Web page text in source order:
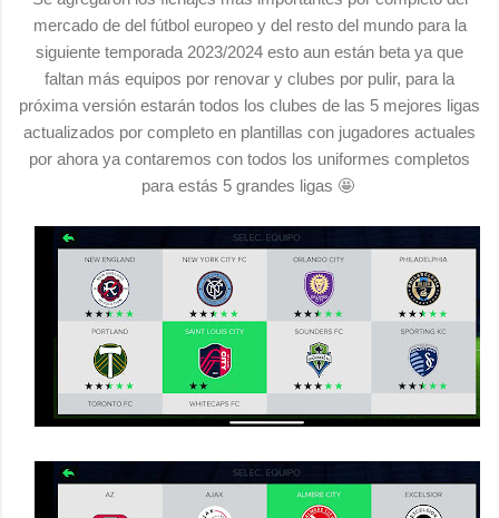
mercado de del fútbol europeo y del resto del mundo para la
siguiente temporada 2023/2024 esto aun están beta ya que
faltan más equipos por renovar y clubes por pulir, para la
próxima versión estarán todos los clubes de las 5 mejores ligas
actualizados por completo en plantillas con jugadores actuales
por ahora ya contaremos con todos los uniformes completos
para estás 5 grandes ligas 🤩